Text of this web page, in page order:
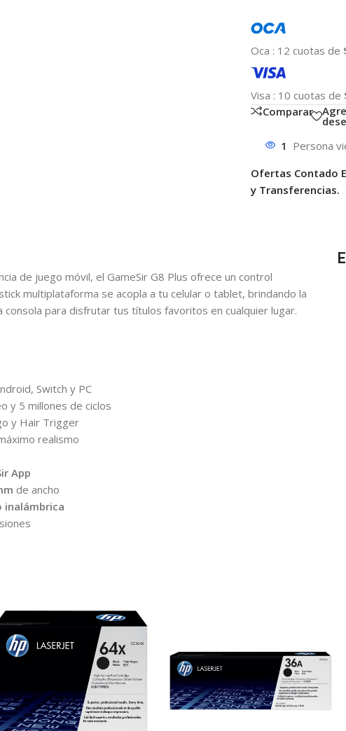
Oca : 12 cuotas de
Visa : 10 cuotas de
Comparar
1 Persona
Ofertas Contado
y Transferencias.
de juego móvil, el GameSir G8 Plus ofrece un control
multiplataforma se acopla a tu celular o tablet, brindando la
consola para disfrutar tus títulos favoritos en cualquier lugar.
Switch y PC
y 5 millones de ciclos
y Hair Trigger
realismo
App
de ancho
inalámbrica